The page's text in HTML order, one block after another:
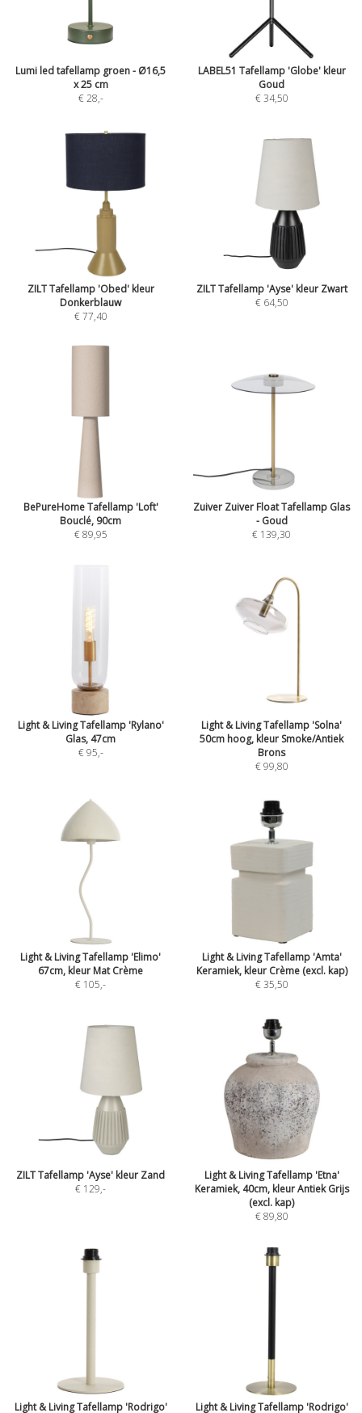
Lumi led tafellamp groen - Ø16,5
x 25 cm
€ 28,-
LABEL51 Tafellamp 'Globe' kleur
Goud
€ 34,50
ZILT Tafellamp 'Obed' kleur
Donkerblauw
€ 77,40
ZILT Tafellamp 'Ayse' kleur Zwart
€ 64,50
BePureHome Tafellamp 'Loft'
Bouclé, 90cm
€ 89,95
Zuiver Zuiver Float Tafellamp Glas
- Goud
€ 139,30
Light & Living Tafellamp 'Rylano'
Glas, 47cm
€ 95,-
Light & Living Tafellamp 'Solna'
50cm hoog, kleur Smoke/Antiek
Brons
€ 99,80
Light & Living Tafellamp 'Elimo'
67cm, kleur Mat Crème
€ 105,-
Light & Living Tafellamp 'Amta'
Keramiek, kleur Crème (excl. kap)
€ 35,50
ZILT Tafellamp 'Ayse' kleur Zand
€ 129,-
Light & Living Tafellamp 'Etna'
Keramiek, 40cm, kleur Antiek Grijs
(excl. kap)
€ 89,80
Light & Living Tafellamp 'Rodrigo'
Light & Living Tafellamp 'Rodrigo'